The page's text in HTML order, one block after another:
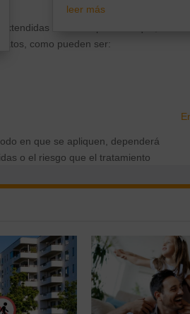
en las empresas o que, en
como pueden ser:
en que se apliquen, dependerá
o el riesgo que el tratamiento
impliquen, por ejemplo, datos
ser operaciones muy simples.
registran el
leer más